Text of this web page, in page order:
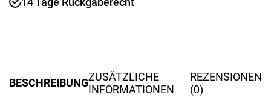
BESCHREIBUNGZUSÄTZLICHE
INFORMATIONEN
REZENSIONEN
(0)